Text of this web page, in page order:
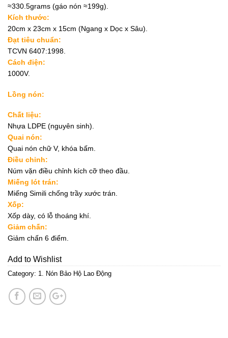
≈330.5grams (gáo nón ≈199g).
Kích thước:
20cm x 23cm x 15cm (Ngang x Dọc x Sâu).
Đạt tiêu chuẩn:
TCVN 6407:1998.
Cách điện:
1000V.
Lồng nón:
Chất liệu:
Nhựa LDPE (nguyên sinh).
Quai nón:
Quai nón chữ V, khóa bấm.
Điều chỉnh:
Núm vặn điều chỉnh kích cỡ theo đầu.
Miếng lót trán:
Miếng Simili chống trầy xước trán.
Xốp:
Xốp dày, có lỗ thoáng khí.
Giảm chấn:
Giảm chấn 6 điểm.
Add to Wishlist
Category: 1. Nón Bảo Hộ Lao Động